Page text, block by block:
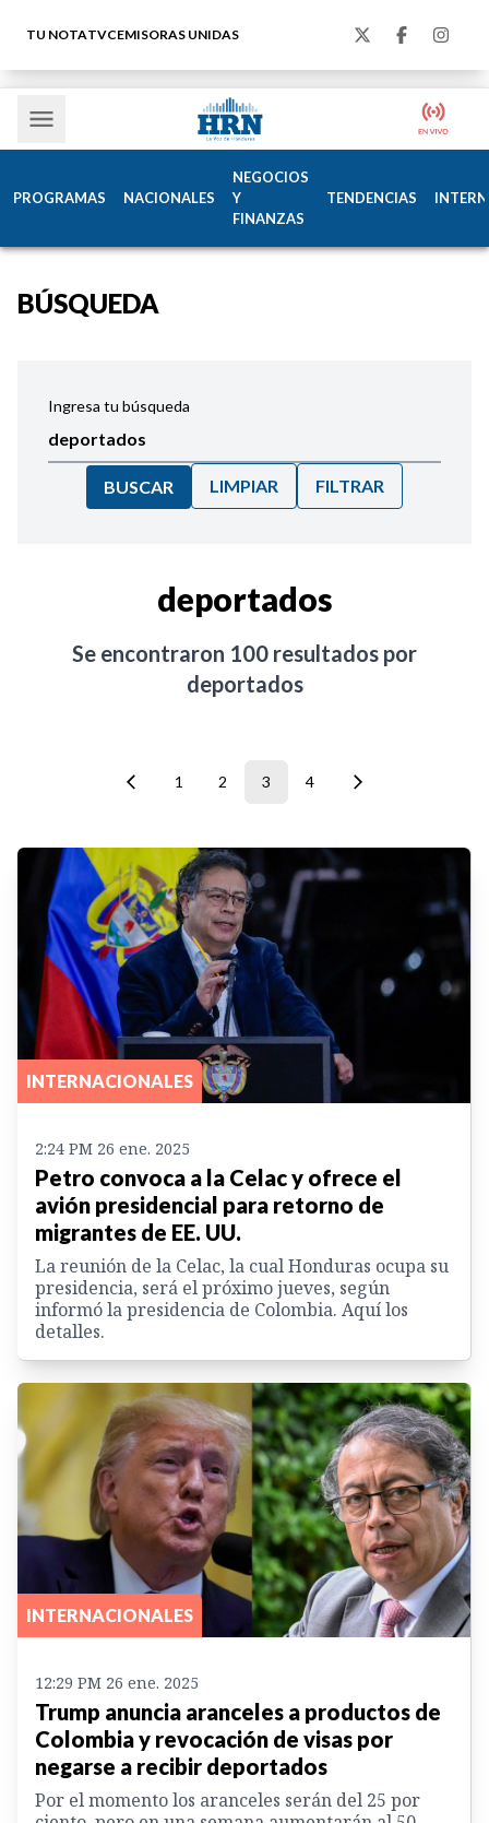
TU NOTATVCEMISORAS UNIDAS
PROGRAMAS NACIONALES
NEGOCIOS
Y
FINANZAS
TENDENCIAS
BÚSQUEDA
Ingresa tu búsqueda
BUSCAR LIMPIAR FILTRAR
deportados
Se encontraron 100 resultados por
deportados
1 2 3 4
INTERNACIONALES
2:24 PM 26 ene. 2025
Petro convoca a la Celac y ofrece el
avión presidencial para retorno de
migrantes de EE. UU.
La reunión de la Celac, la cual Honduras ocupa su
presidencia, será el próximo jueves, según
informó la presidencia de Colombia. Aquí los
detalles.
INTERNACIONALES
12:29 PM 26 ene. 2025
Trump anuncia aranceles a productos de
Colombia y revocación de visas por
negarse a recibir deportados
Por el momento los aranceles serán del 25 por